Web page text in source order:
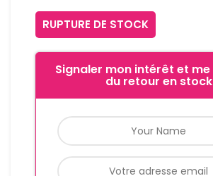
RUPTURE DE STOCK
Signaler mon intérêt et
du retour en stock